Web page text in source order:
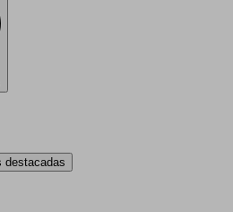
destacadas